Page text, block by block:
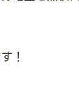
！